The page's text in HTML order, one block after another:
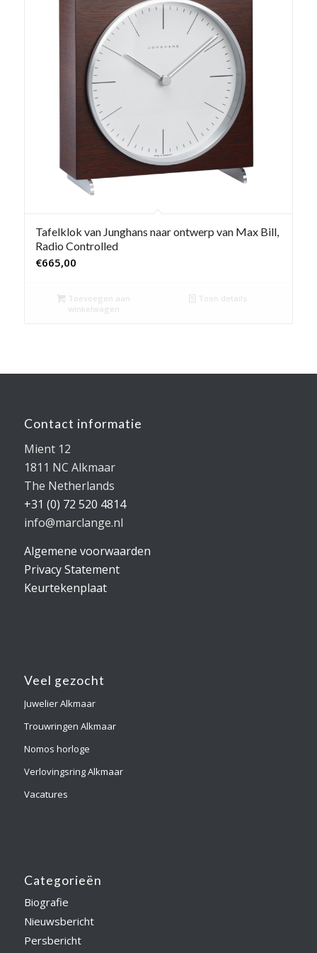
Tafelklok van Junghans naar ontwerp van Max Bill,
Radio Controlled
€665,00
Toevoegen aan
winkelwagen
Toon details
Contact informatie
Mient 12
1811 NC Alkmaar
The Netherlands
+31 (0) 72 520 4814
info@marclange.nl
Algemene voorwaarden
Privacy Statement
Keurtekenplaat
Veel gezocht
Juwelier Alkmaar
Trouwringen Alkmaar
Nomos horloge
Verlovingsring Alkmaar
Vacatures
Categorieën
Biografie
Nieuwsbericht
Persbericht